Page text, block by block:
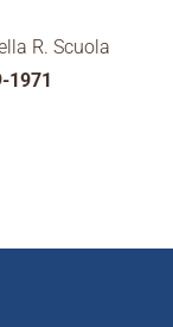
R. Scuola
1971